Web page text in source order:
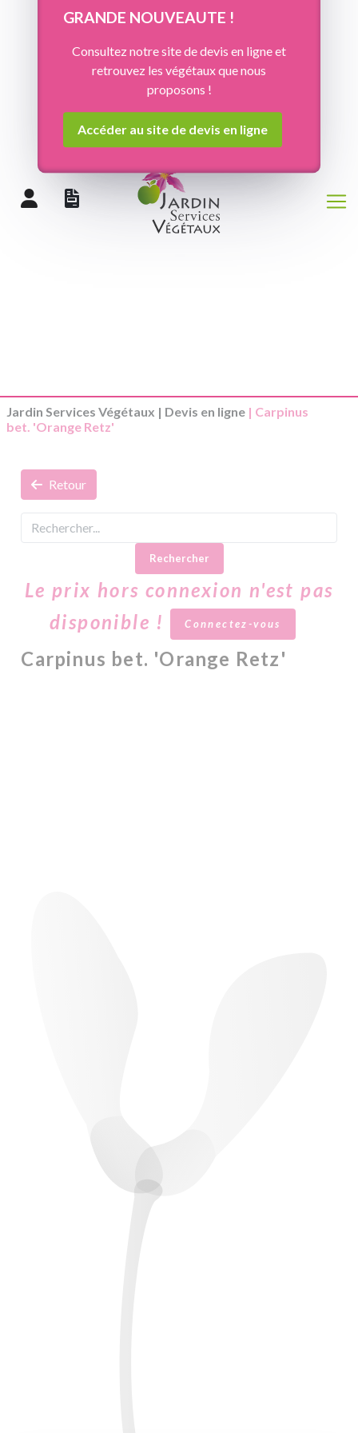
GRANDE NOUVEAUTE !
Consultez notre site de devis en ligne et
retrouvez les végétaux que nous
proposons !
Accéder au site de devis en ligne
Jardin Services Végétaux | Devis en ligne | Carpinus
bet. 'Orange Retz'
Retour
Rechercher
Le prix hors connexion n'est pas
disponible !
Connectez-vous
Carpinus bet. 'Orange Retz'
Panneau de gestion des cookies